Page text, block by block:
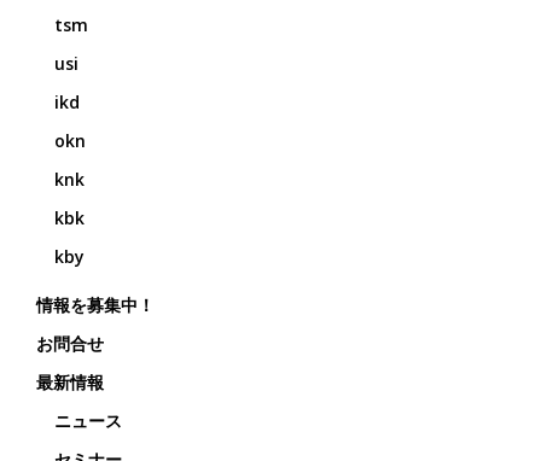
tsm
usi
ikd
okn
knk
kbk
kby
情報を募集中！
お問合せ
最新情報
ニュース